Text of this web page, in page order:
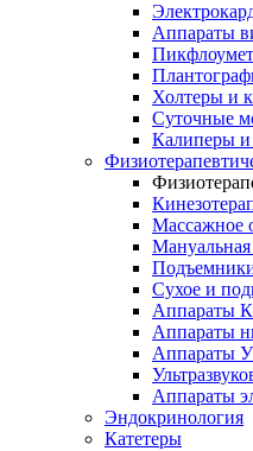
Аппараты
Холтеры и
Суточные
Калиперы и
Массажное
Мануальная
Сухое и
Аппараты
Аппараты
Аппараты
Аппараты
Эндокринология
Катетеры